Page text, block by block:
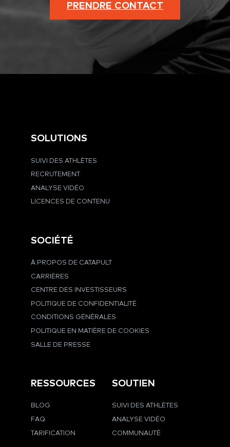
PRENDRE CONTACT
SOLUTIONS
SUIVI DES ATHLÈTES
RECRUTEMENT
ANALYSE VIDÉO
LICENCES DE CONTENU
SOCIÉTÉ
À PROPOS DE CATAPULT
CARRIÈRES
CENTRE DES INVESTISSEURS
POLITIQUE DE CONFIDENTIALITÉ
CONDITIONS GÉNÉRALES
POLITIQUE EN MATIÈRE DE COOKIES
SALLE DE PRESSE
RESSOURCES
BLOG
FAQ
TARIFICATION
SOUTIEN
SUIVI DES ATHLÈTES
ANALYSE VIDÉO
COMMUNAUTÉ